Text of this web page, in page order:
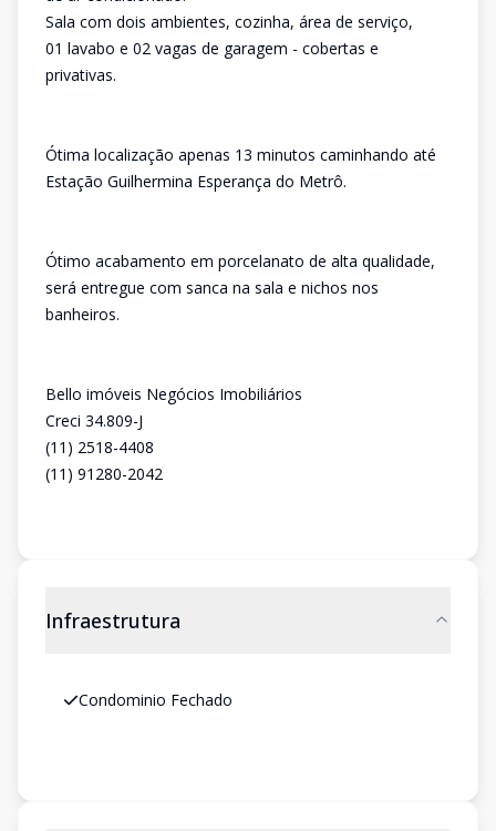
Sala com dois ambientes, cozinha, área de serviço,
01 lavabo e 02 vagas de garagem - cobertas e
privativas.
Ótima localização apenas 13 minutos caminhando até
Estação Guilhermina Esperança do Metrô.
Ótimo acabamento em porcelanato de alta qualidade,
será entregue com sanca na sala e nichos nos
banheiros.
Bello imóveis Negócios Imobiliários
Creci 34.809-J
(11) 2518-4408
(11) 91280-2042
Infraestrutura
Condominio Fechado